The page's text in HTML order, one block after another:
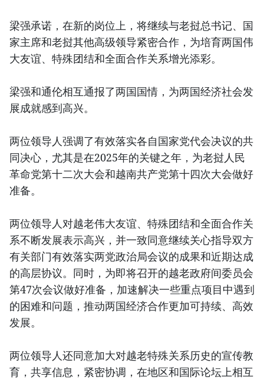
梁强承诺，在新的岗位上，将继续与老挝总书记、国
家主席和老挝其他高级领导紧密合作，为培育两国伟
大友谊、特殊团结和全面合作关系增光添彩。
梁强和通伦相互通报了两国国情，为两国经济社会发
展成就感到高兴。
两位领导人强调了有效落实各自国家党代会决议的共
同决心，尤其是在2025年的关键之年，为老挝人民
革命党第十二次大会和越南共产党第十四次大会做好
准备。
两位领导人对越老伟大友谊、特殊团结和全面合作关
系不断发展表示高兴，并一致同意继续关心指导双方
有关部门有效落实两党政治局会议的成果和近期达成
的高层协议。同时，为即将召开的越老政府间委员会
第47次会议做好准备，加速解决一些重点项目中遇到
的困难和问题，推动两国经济合作更加可持续、高效
发展。
两位领导人还同意加大对越老特殊关系历史的宣传教
育，共享信息，紧密协调，在地区和国际论坛上相互